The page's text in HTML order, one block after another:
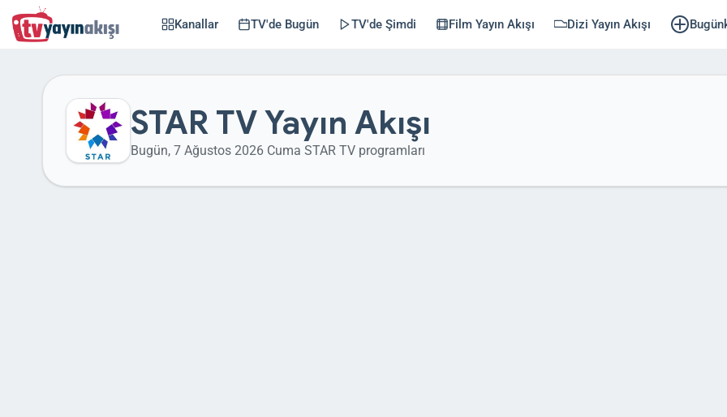
Kanallar TV'de Bugün TV'de Şimdi Film Yayın Akışı Dizi Yayın Akışı
STAR TV Yayın Akışı
Bugün, 7 Ağustos 2026 Cuma STAR TV programları